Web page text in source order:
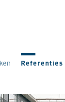
Referenties